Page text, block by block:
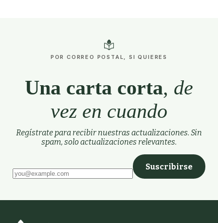
POR CORREO POSTAL, SI QUIERES
Una carta corta, de
vez en cuando
Regístrate para recibir nuestras actualizaciones. Sin
spam, solo actualizaciones relevantes.
Suscribirse